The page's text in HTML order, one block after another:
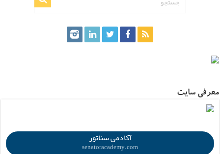
معرفی سایت
آکادمی سناتور
senatoracademy.com